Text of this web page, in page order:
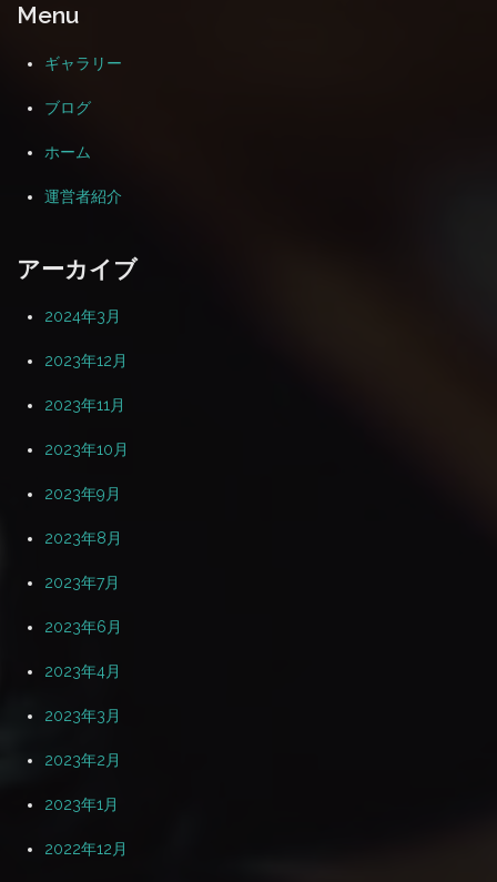
Menu
ギャラリー
ブログ
ホーム
運営者紹介
アーカイブ
2024年3月
2023年12月
2023年11月
2023年10月
2023年9月
2023年8月
2023年7月
2023年6月
2023年4月
2023年3月
2023年2月
2023年1月
2022年12月